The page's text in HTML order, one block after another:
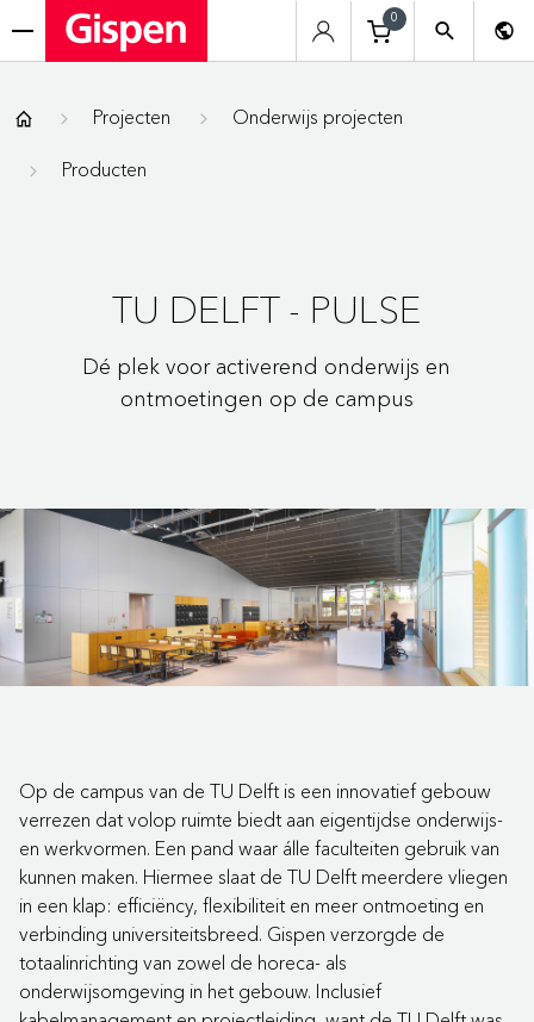
0
Gispen Projecten Onderwijs projecten
Producten
TU DELFT - PULSE
Dé plek voor activerend onderwijs en
ontmoetingen op de campus
Op de campus van de TU Delft is een innovatief gebouw
verrezen dat volop ruimte biedt aan eigentijdse onderwijs-
en werkvormen. Een pand waar álle faculteiten gebruik van
kunnen maken. Hiermee slaat de TU Delft meerdere vliegen
in een klap: efficiëncy, flexibiliteit en meer ontmoeting en
verbinding universiteitsbreed. Gispen verzorgde de
totaalinrichting van zowel de horeca- als
onderwijsomgeving in het gebouw. Inclusief